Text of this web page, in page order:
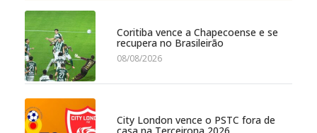
Coritiba vence a Chapecoense e se
recupera no Brasileirão
08/08/2026
City London vence o PSTC fora de